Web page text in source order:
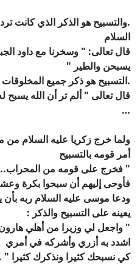
.والتسبيح هو الذكر الذي كانت
السلام
قال تعالى: " وسخرنا مع داود
يسبحن والطير "
.التسبيح هو ذكر جميع المخلوقات
قال تعالى " ألم تر أن الله يسبح
…
ولما خرج زكريا عليه السلام من
أمر قومه بالتسبيح
" فخرج على قومه من المحراب..
فأوحى إليهم أن سبحوا بكرة
ودعا موسى عليه السلام ربه بأن
يعينه على التسبيح والذكر :
" واجعل لي وزيرا من أهلي
اشدد به أزري وأشركه في أمري
كي نسبحك كثيرا ونذكرك كثيرا " .